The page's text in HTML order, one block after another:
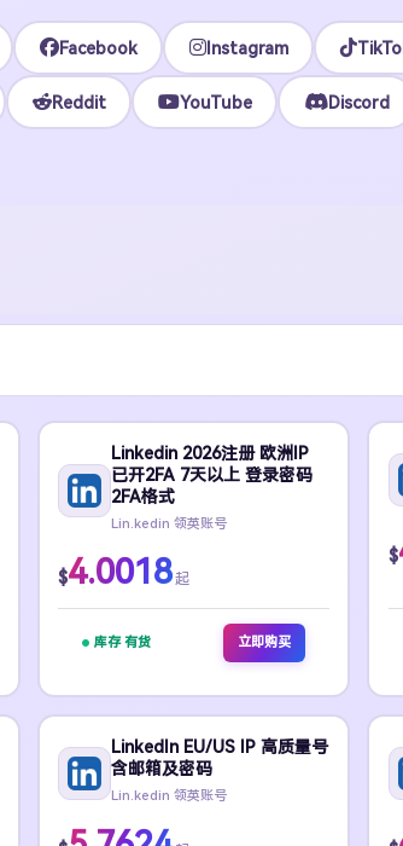
Facebook Instagram
Reddit YouTube Discord
Linkedin 2026注册 欧洲IP
已开2FA 7天以上 登录密码
2FA格式
Lin.kedin 领英账号
$4.0018起
库存 有货 立即购买
$
LinkedIn EU/US IP 高质量号
含邮箱及密码
Lin.kedin 领英账号